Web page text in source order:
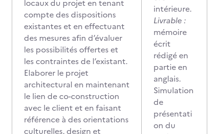
locaux du projet en tenant
compte des dispositions
existantes et en effectuant
des mesures afin d’évaluer
les possibilités offertes et
les contraintes de l’existant.
Elaborer le projet
architectural en maintenant
le lien de co-construction
avec le client et en faisant
référence à des orientations
culturelles, design et
intérieure.
Livrable :
mémoire
écrit
rédigé en
partie en
anglais.
Simulation
de
présentati
on du